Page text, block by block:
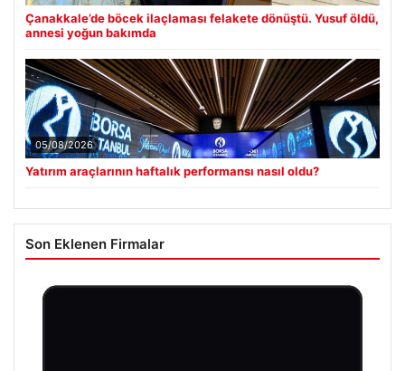
Çanakkale’de böcek ilaçlaması felakete dönüştü. Yusuf öldü,
annesi yoğun bakımda
05/08/2026
Yatırım araçlarının haftalık performansı nasıl oldu?
Son Eklenen Firmalar